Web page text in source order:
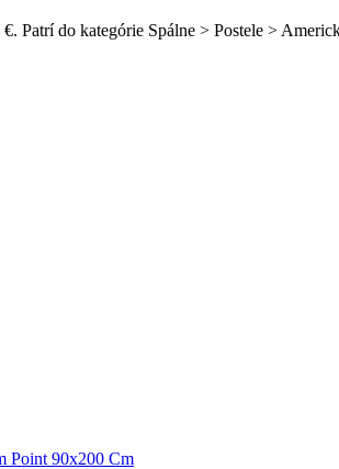
Patrí do kategórie Spálne > Postele >
Point 90x200 Cm